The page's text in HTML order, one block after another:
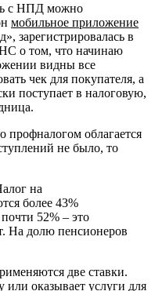
с НПД можно
мобильное приложение
зарегистрировалась в
о том, что начинаю
видны все
чек для покупателя, а
поступает в налоговую,
облагается
не было, то
на
более 43%
52% – это
На долю пенсионеров
две ставки.
оказывает услуги для